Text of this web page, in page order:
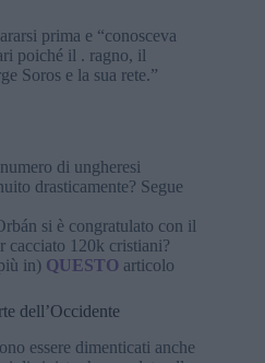
prima e “conosceva
poiché il . ragno, il
Soros e la sua rete.”
di ungheresi
drasticamente? Segue
si è congratulato con il
cacciato 120k cristiani?
in) QUESTO articolo
dell’Occidente
essere dimenticati anche